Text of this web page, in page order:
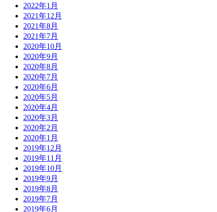
2022年1月
2021年12月
2021年8月
2021年7月
2020年10月
2020年9月
2020年8月
2020年7月
2020年6月
2020年5月
2020年4月
2020年3月
2020年2月
2020年1月
2019年12月
2019年11月
2019年10月
2019年9月
2019年8月
2019年7月
2019年6月